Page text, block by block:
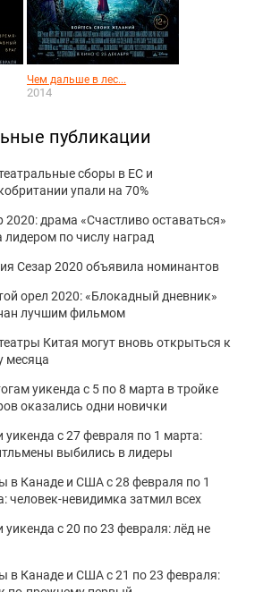
Чем дальше в лес...
2014
публикации
сборы в ЕС и
упали на 70%
2020: драма «Счастливо оставаться»
лидером по числу наград
Сезар 2020 объявила номинантов
орел 2020: «Блокадный дневник»
лучшим фильмом
Китая могут вновь открыться к
месяца
уикенда с 5 по 8 марта в тройке
оказались одни новички
уикенда с 27 февраля по 1 марта:
выбились в лидеры
в Канаде и США с 28 февраля по 1
человек-невидимка затмил всех
уикенда с 20 по 23 февраля: лёд не
в Канаде и США с 21 по 23 февраля: